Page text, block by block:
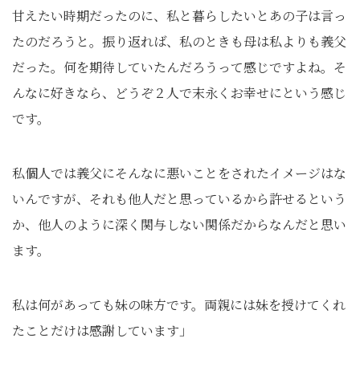
甘えたい時期だったのに、私と暮らしたいとあの子は言っ
たのだろうと。振り返れば、私のときも母は私よりも義父
だった。何を期待していたんだろうって感じですよね。そ
んなに好きなら、どうぞ２人で末永くお幸せにという感じ
です。
私個人では義父にそんなに悪いことをされたイメージはな
いんですが、それも他人だと思っているから許せるという
か、他人のように深く関与しない関係だからなんだと思い
ます。
私は何があっても妹の味方です。両親には妹を授けてくれ
たことだけは感謝しています」